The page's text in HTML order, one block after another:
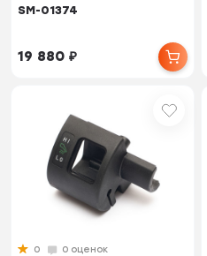
SM-01374
19 880₽
0
0 оценок